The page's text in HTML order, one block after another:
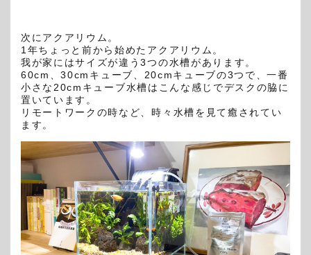
次にアクアリウム。
1年ちょっと前から始めたアクアリウム。
我が家にはサイズが違う3つの水槽があります。
60cm 、30cm キューブ、 20cmキューブの3つで、一番
小さな20cm キューブ水槽はこんな感じでデスクの脇に
置いています。
リモートワークの時など、時々水槽を見て癒されてい
ます。